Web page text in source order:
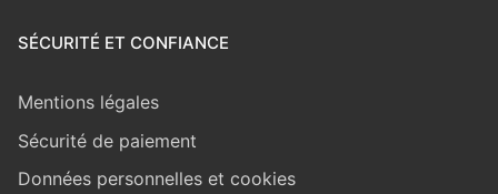
SÉCURITÉ ET CONFIANCE
Mentions légales
Sécurité de paiement
Données personnelles et cookies